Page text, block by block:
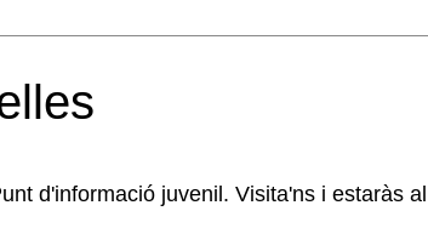
d'informació juvenil. Visita'ns i estaràs